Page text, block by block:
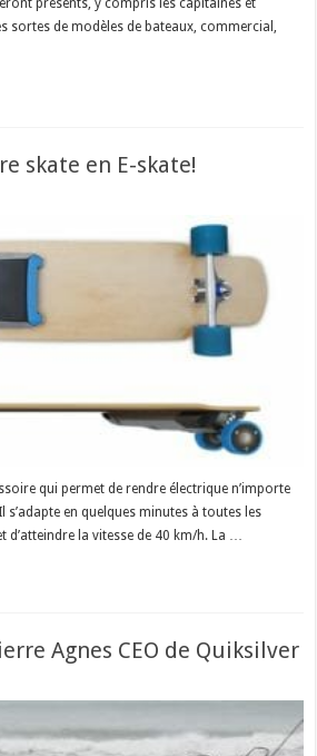
présents, y compris les capitaines et
sortes de modèles de bateaux, commercial,
skate en E-skate!
qui permet de rendre électrique n’importe
en quelques minutes à toutes les
la vitesse de 40 km/h. La …
Agnes CEO de Quiksilver